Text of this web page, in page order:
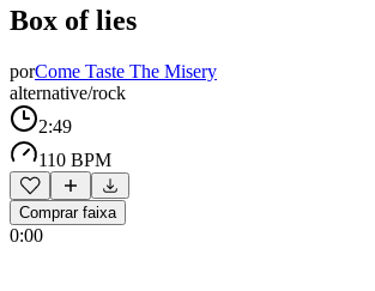
Box of lies
porCome Taste The Misery
alternative/rock
2:49
110 BPM
Comprar faixa
0:00